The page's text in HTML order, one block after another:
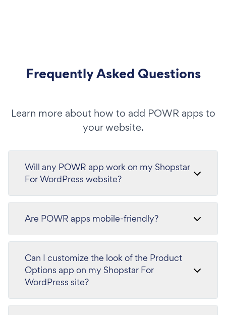
Frequently Asked Questions
Learn more about how to add POWR apps to
your website.
Will any POWR app work on my Shopstar
For WordPress website?
Are POWR apps mobile-friendly?
Can I customize the look of the Product
Options app on my Shopstar For
WordPress site?